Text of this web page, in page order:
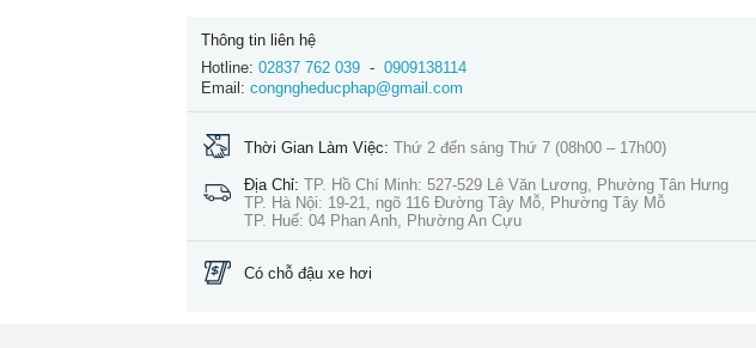
Thông tin liên hệ
Hotline: 02837 762 039 - 0909138114
Email: congngheducphap@gmail.com
Thời Gian Làm Việc: Thứ 2 đến sáng Thứ 7 (08h00 – 17h00)
Địa Chỉ: TP. Hồ Chí Minh: 527-529 Lê Văn Lương, Phường Tân Hưng
TP. Hà Nội: 19-21, ngõ 116 Đường Tây Mỗ, Phường Tây Mỗ
TP. Huế: 04 Phan Anh, Phường An Cựu
Có chỗ đậu xe hơi